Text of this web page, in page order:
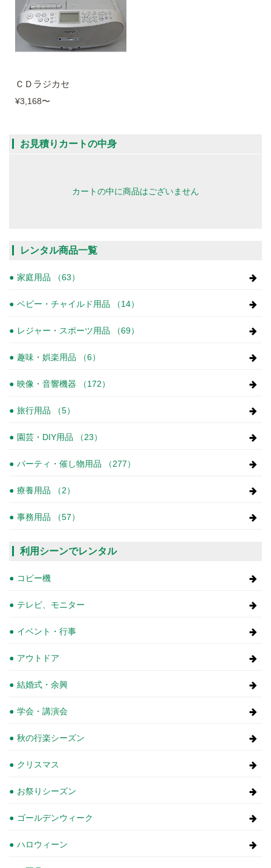
ＣＤラジカセ
¥3,168〜
お見積りカートの中身
カートの中に商品はございません
レンタル商品一覧
家庭用品 （63）
ベビー・チャイルド用品 （14）
レジャー・スポーツ用品 （69）
趣味・娯楽用品 （6）
映像・音響機器 （172）
旅行用品 （5）
園芸・DIY用品 （23）
パーティ・催し物用品 （277）
療養用品 （2）
事務用品 （57）
利用シーンでレンタル
コピー機
テレビ、モニター
イベント・行事
アウトドア
結婚式・余興
学会・講演会
秋の行楽シーズン
クリスマス
お祭りシーズン
ゴールデンウィーク
ハロウィーン